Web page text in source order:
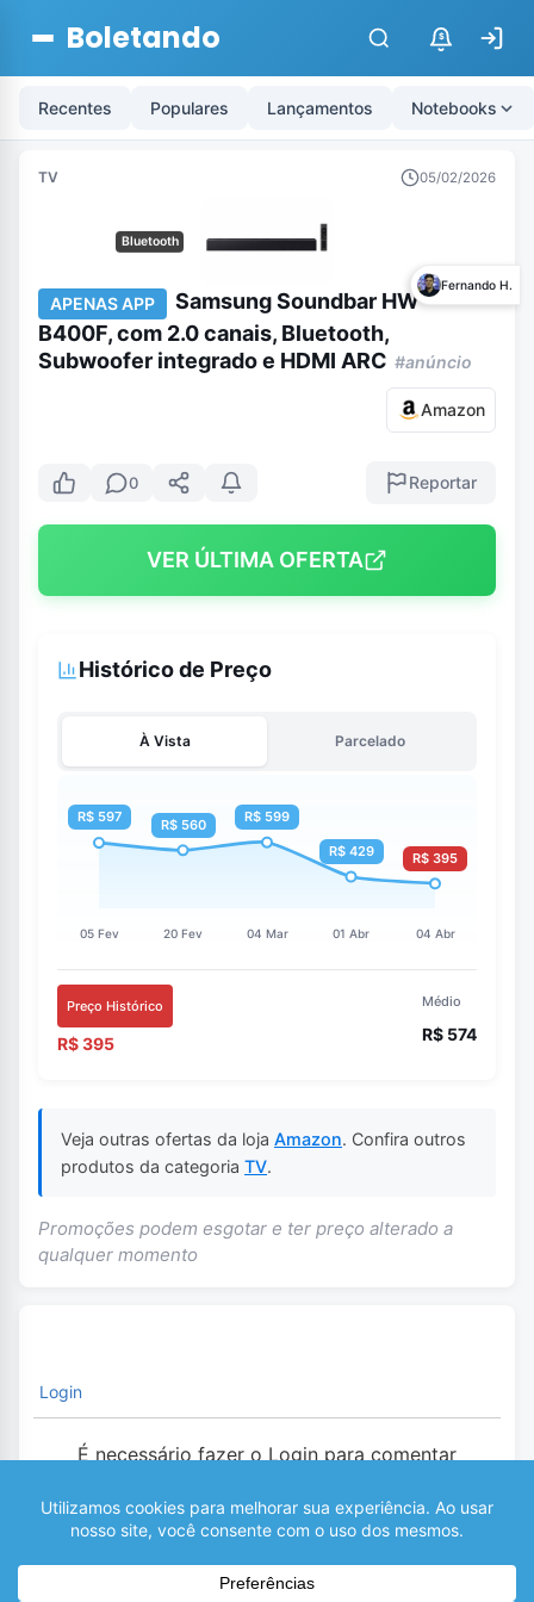
Boletando $
Recentes Populares Lançamentos Notebooks
TV 05/02/2026
Bluetooth
Fernando H.
APENAS APP
Samsung Soundbar HW-
B400F, com 2.0 canais, Bluetooth,
Subwoofer integrado e HDMI ARC #anúncio
Amazon
0 Reportar
VER ÚLTIMA OFERTA
Histórico de Preço
À Vista Parcelado
Preço Histórico
R$ 395
Médio
R$ 574
Veja outras ofertas da loja Amazon. Confira outros
produtos da categoria TV.
Promoções podem esgotar e ter preço alterado a
qualquer momento
Login
É necessário fazer o Login para comentar
0 COMENTÁRIOS